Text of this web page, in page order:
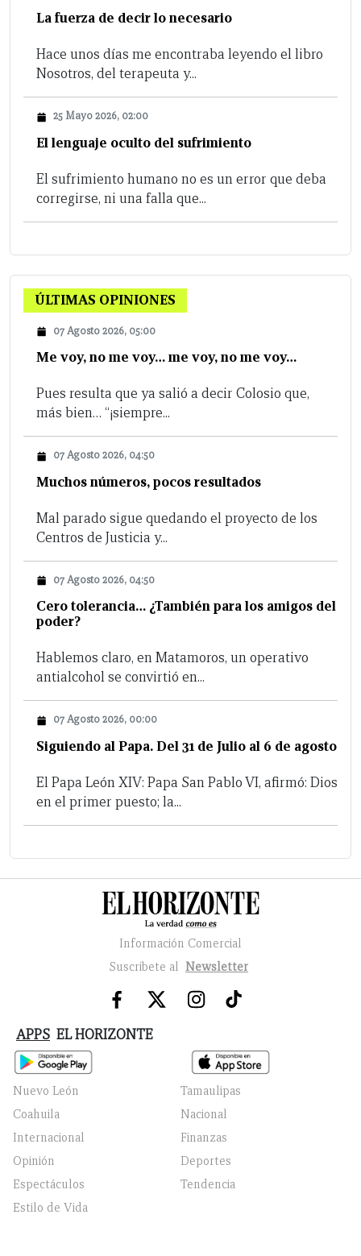
La fuerza de decir lo necesario
Hace unos días me encontraba leyendo el libro
Nosotros, del terapeuta y...
25 Mayo 2026, 02:00
El lenguaje oculto del sufrimiento
El sufrimiento humano no es un error que deba
corregirse, ni una falla que...
ÚLTIMAS OPINIONES
07 Agosto 2026, 05:00
Me voy, no me voy… me voy, no me voy…
Pues resulta que ya salió a decir Colosio que,
más bien… “¡siempre...
07 Agosto 2026, 04:50
Muchos números, pocos resultados
Mal parado sigue quedando el proyecto de los
Centros de Justicia y...
07 Agosto 2026, 04:50
Cero tolerancia… ¿También para los amigos del
poder?
Hablemos claro, en Matamoros, un operativo
antialcohol se convirtió en...
07 Agosto 2026, 00:00
Siguiendo al Papa. Del 31 de Julio al 6 de agosto
El Papa León XIV: Papa San Pablo VI, afirmó: Dios
en el primer puesto; la...
Información Comercial
Suscribete al
Newsletter
APPS EL HORIZONTE
Nuevo León
Tamaulipas
Coahuila
Nacional
Internacional
Finanzas
Opinión
Deportes
Espectáculos
Tendencia
Estilo de Vida